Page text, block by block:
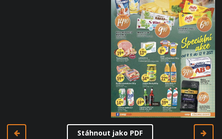
Stáhnout jako PDF